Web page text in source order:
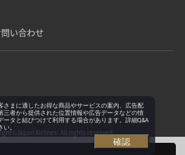
い合わせ
Airlines. All rights reserved.
さまに適したお得な商品やサービスの案内、広告配
三者から提供された位置情報や広告データなどの情
ータと結びつけて利用する場合があります。詳細Q&A
い。
確認